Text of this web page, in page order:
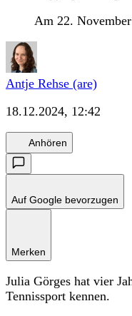
Am 22.
Antje Rehse (are)
18.12.2024, 12:42
Anhören
Auf Google bevorzugen
Merken
Julia Görges hat vier
Tennissport kennen.